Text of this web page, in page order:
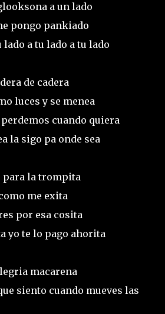
a un lado
pongo pankiado
lado a tu lado a tu lado
de cadera
luces y se menea
cuando quiera
la sigo pa onde sea
para la trompita
me exita
por esa cosita
yo te lo pago ahorita
macarena
siento cuando mueves las